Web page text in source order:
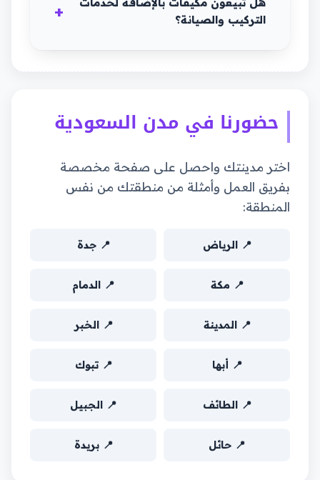
التركيب والصيانة؟
حضورنا في مدن السعودية
اختر مدينتك واحصل على صفحة مخصصة
بفريق العمل وأمثلة من منطقتك من نفس
المنطقة:
📍 الرياض 📍 جدة
📍 مكة 📍 الدمام
📍 المدينة 📍 الخبر
📍 أبها 📍 تبوك
📍 الطائف 📍 الجبيل
📍 حائل 📍 بريدة